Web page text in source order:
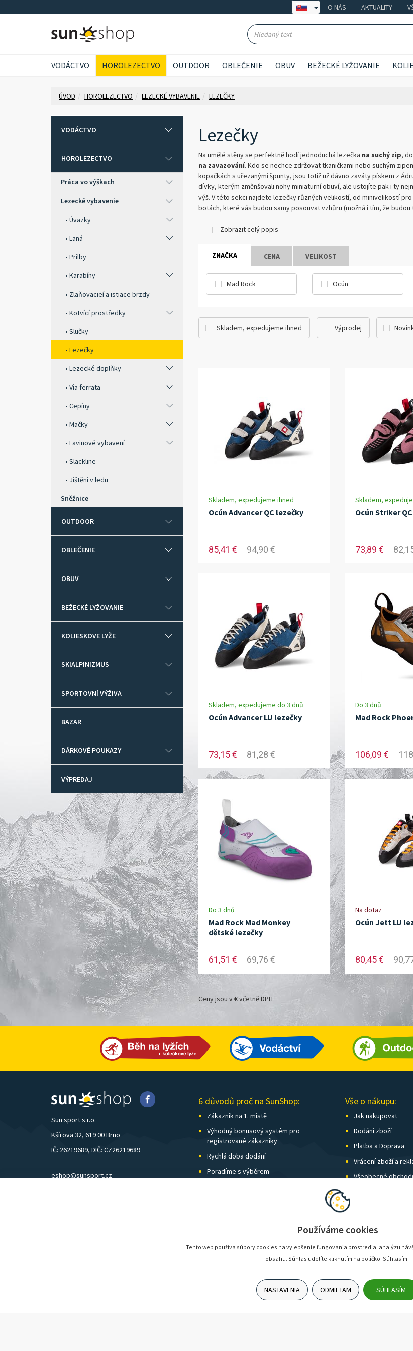
O NÁS AKTUALITY
VODÁCTVO HOROLEZECTVO OUTDOOR OBLEČENIE OBUV BEŽECKÉ LYŽOVANIE
ÚVOD HOROLEZECTVO LEZECKÉ VYBAVENIE LEZEČKY
VODÁCTVO
HOROLEZECTVO
Práca vo výškach
Lezecké vybavenie
Úvazky
Laná
Prilby
Karabíny
Zlaňovacieí a istiace brzdy
Kotvící prostředky
Slučky
Lezečky
Lezecké doplňky
Via ferrata
Cepíny
Mačky
Lavinové vybavení
Slackline
Jištění v ledu
Sněžnice
OUTDOOR
OBLEČENIE
OBUV
BEŽECKÉ LYŽOVANIE
KOLIESKOVE LYŽE
SKIALPINIZMUS
SPORTOVNÍ VÝŽIVA
BAZAR
DÁRKOVÉ POUKAZY
VÝPREDAJ
Lezečky
Na umělé stěny se perfektně hodí jednoduchá lezečka na suchý zip,
na zavazování. Kdo se nechce zdržovat tkaničkami nebo suchým
kopačkách s uřezanými špunty, jsou totiž už dávno zaváty pískem z
dívky, kterým změnšovali nohy miniaturní obuví, ale ustojíte pak i ty
výš. V této sekci najdete lezečky různých velikostí, od minivelikostí
botách, které vás budou samy posouvat vzhůru (možná i tím, že budou
Zobrazit celý popis
ZNAČKA CENA VELIKOST
Mad Rock Ocún
Skladem, expedujeme ihned Výprodej
Skladem, expedujeme ihned
Ocún Advancer QC lezečky
85,41 € 94,90 €
Skladem,
Ocún Striker
73,89 €
Skladem, expedujeme do 3 dnů
Ocún Advancer LU lezečky
73,15 € 81,28 €
Do 3 dnů
Mad Rock
106,09 €
Do 3 dnů
Mad Rock Mad Monkey
dětské lezečky
61,51 € 69,76 €
Na dotaz
Ocún Jett LU
80,45 €
Ceny jsou v € včetně DPH
Sun sport s.r.o.
Kšírova 32, 619 00 Brno
IČ: 26219689, DIČ: CZ26219689
eshop@sunsport.cz
6 důvodů proč na SunShop:
Zákazník na 1. místě
Výhodný bonusový systém pro
registrované zákazníky
Rychlá doba dodání
Poradíme s výběrem
Vše o nákupu:
Jak nakupovat
Dodání zboží
Platba a Doprava
Vrácení zboží a
Všeobecné
Používáme cookies
Tento web používa súbory cookies na vylepšenie fungovania prostredia, analýzu
obsahu. Súhlas udelíte kliknutím na políčko 'Súhlasím'.
NASTAVENIA ODMIETAM SÚHLASÍM